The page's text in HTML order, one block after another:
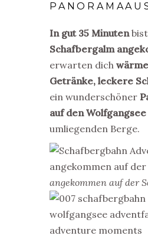
In gut 35 Minutenbist
Schafbergalm
erwarten dich
Getränke, leckere
ein wunderschöner
auf den Wolfgangsee
umliegenden Berge.
angekommen auf der